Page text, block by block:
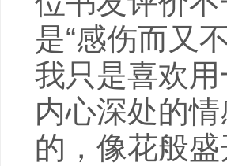
是“感伤而又
我只是喜欢
内心深处的
的，像花般